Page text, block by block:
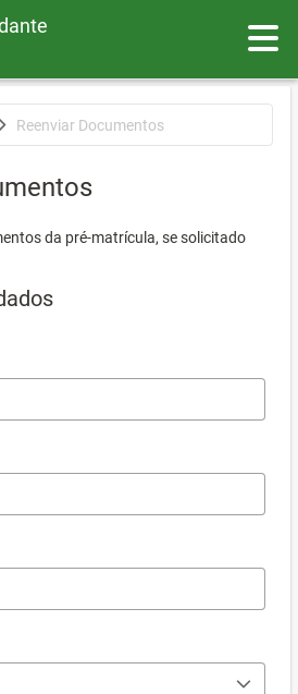
Reenviar Documentos
da pré-matrícula, se solicitado